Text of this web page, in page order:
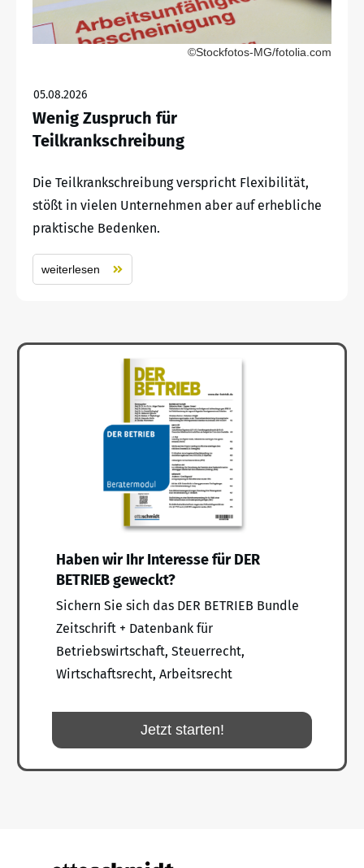
©Stockfotos-MG/fotolia.com
05.08.2026
Wenig Zuspruch für
Teilkrankschreibung
Die Teilkrankschreibung verspricht Flexibilität,
stößt in vielen Unternehmen aber auf erhebliche
praktische Bedenken.
weiterlesen
Haben wir Ihr Interesse für DER
BETRIEB geweckt?
Sichern Sie sich das DER BETRIEB Bundle
Zeitschrift + Datenbank für
Betriebswirtschaft, Steuerrecht,
Wirtschaftsrecht, Arbeitsrecht
Jetzt starten!